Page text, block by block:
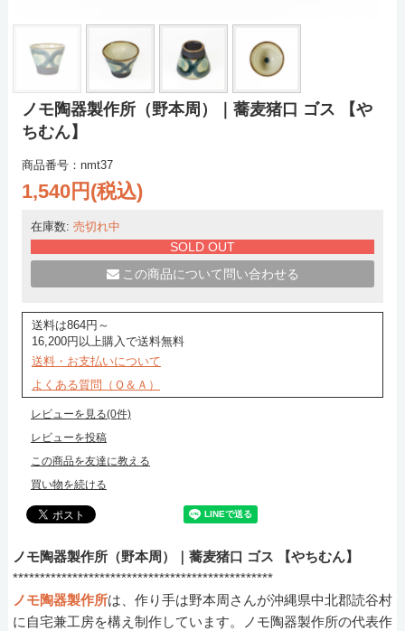
ノモ陶器製作所（野本周）｜蕎麦猪口 ゴス 【や
ちむん】
商品番号：nmt37
1,540円(税込)
在庫数: 売切れ中
SOLD OUT
この商品について問い合わせる
送料は864円～
16,200円以上購入で送料無料
送料・お支払いについて
よくある質問（Ｑ＆Ａ）
レビューを見る(0件)
レビューを投稿
この商品を友達に教える
買い物を続ける
ノモ陶器製作所（野本周）｜蕎麦猪口 ゴス 【やちむん】
************************************************
ノモ陶器製作所は、作り手は野本周さんが沖縄県中北郡読谷村
に自宅兼工房を構え制作しています。ノモ陶器製作所の代表作